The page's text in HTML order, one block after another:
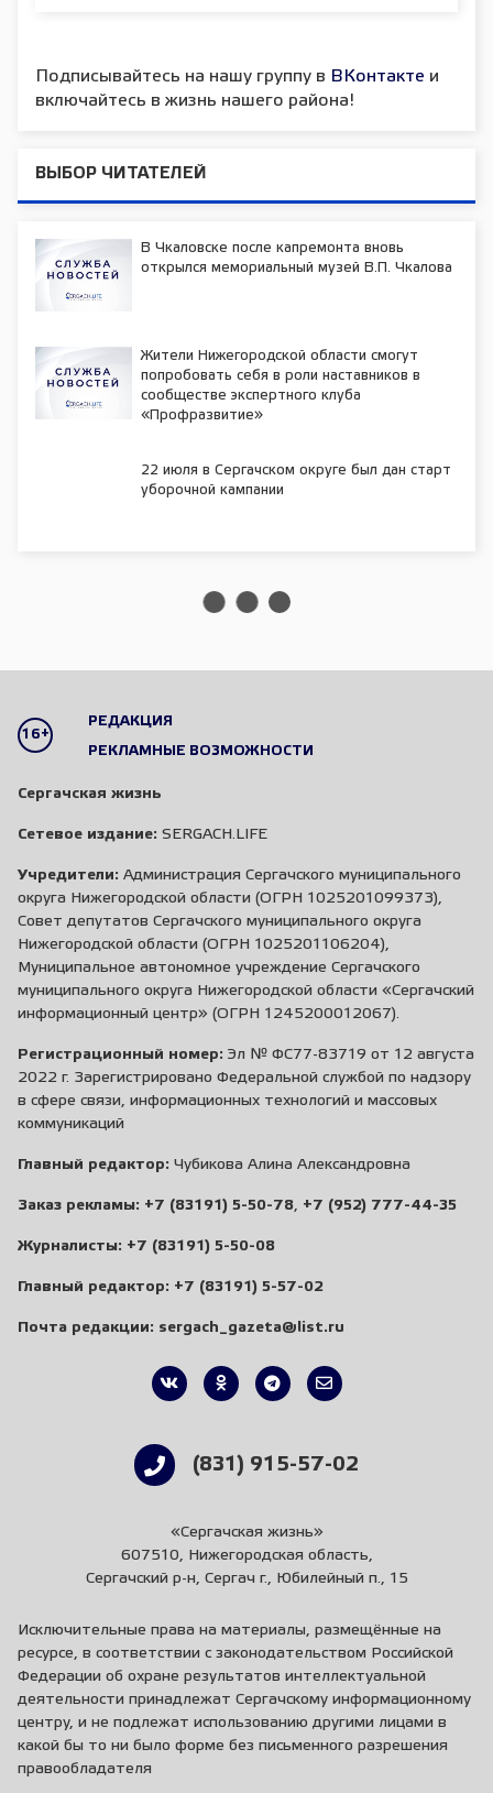
Подписывайтесь на нашу группу в ВКонтакте и
включайтесь в жизнь нашего района!
ВЫБОР ЧИТАТЕЛЕЙ
В Чкаловске после капремонта вновь
открылся мемориальный музей В.П. Чкалова
Жители Нижегородской области смогут
попробовать себя в роли наставников в
сообществе экспертного клуба
«Профразвитие»
22 июля в Сергачском округе был дан старт
уборочной кампании
16+
РЕДАКЦИЯ
РЕКЛАМНЫЕ ВОЗМОЖНОСТИ
Сергачская жизнь
Сетевое издание: SERGACH.LIFE
Учредители: Администрация Сергачского муниципального
округа Нижегородской области (ОГРН 1025201099373),
Совет депутатов Сергачского муниципального округа
Нижегородской области (ОГРН 1025201106204),
Муниципальное автономное учреждение Сергачского
муниципального округа Нижегородской области «Сергачский
информационный центр» (ОГРН 1245200012067).
Регистрационный номер: Эл № ФС77-83719 от 12 августа
2022 г. Зарегистрировано Федеральной службой по надзору
в сфере связи, информационных технологий и массовых
коммуникаций
Главный редактор: Чубикова Алина Александровна
Заказ рекламы: +7 (83191) 5-50-78, +7 (952) 777-44-35
Журналисты: +7 (83191) 5-50-08
Главный редактор: +7 (83191) 5-57-02
Почта редакции: sergach_gazeta@list.ru
(831) 915-57-02
«Сергачская жизнь»
607510, Нижегородская область,
Сергачский р-н, Сергач г., Юбилейный п., 15
Исключительные права на материалы, размещённые на
ресурсе, в соответствии с законодательством Российской
Федерации об охране результатов интеллектуальной
деятельности принадлежат Сергачскому информационному
центру, и не подлежат использованию другими лицами в
какой бы то ни было форме без письменного разрешения
правообладателя